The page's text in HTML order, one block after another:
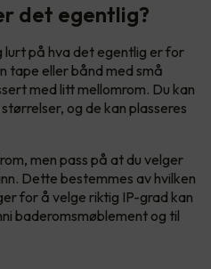
det egentlig?
på hva det egentlig er for
tape eller bånd med små
med litt mellomrom. Du kan
og de kan plasseres
men pass på at du velger
Dette bestemmes av hvilken
for å velge riktig IP-grad kan
baderomsmøblement og til